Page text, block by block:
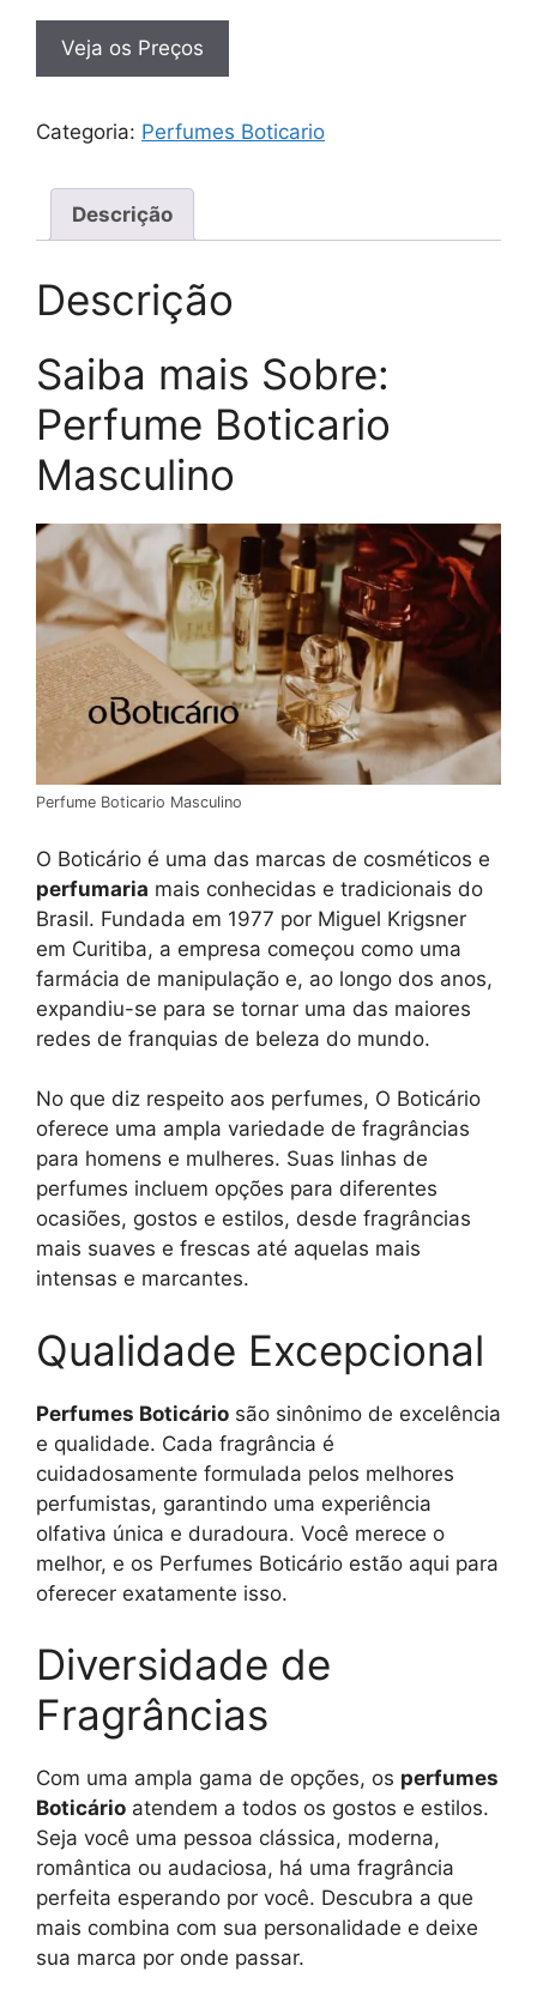
Veja os Preços
Categoria: Perfumes Boticario
Descrição
Descrição
Saiba mais Sobre:
Perfume Boticario
Masculino
Perfume Boticario Masculino
O Boticário é uma das marcas de cosméticos e
perfumaria mais conhecidas e tradicionais do
Brasil. Fundada em 1977 por Miguel Krigsner
em Curitiba, a empresa começou como uma
farmácia de manipulação e, ao longo dos anos,
expandiu-se para se tornar uma das maiores
redes de franquias de beleza do mundo.
No que diz respeito aos perfumes, O Boticário
oferece uma ampla variedade de fragrâncias
para homens e mulheres. Suas linhas de
perfumes incluem opções para diferentes
ocasiões, gostos e estilos, desde fragrâncias
mais suaves e frescas até aquelas mais
intensas e marcantes.
Qualidade Excepcional
Perfumes Boticário são sinônimo de excelência
e qualidade. Cada fragrância é
cuidadosamente formulada pelos melhores
perfumistas, garantindo uma experiência
olfativa única e duradoura. Você merece o
melhor, e os Perfumes Boticário estão aqui para
oferecer exatamente isso.
Diversidade de
Fragrâncias
Com uma ampla gama de opções, os perfumes
Boticário atendem a todos os gostos e estilos.
Seja você uma pessoa clássica, moderna,
romântica ou audaciosa, há uma fragrância
perfeita esperando por você. Descubra a que
mais combina com sua personalidade e deixe
sua marca por onde passar.